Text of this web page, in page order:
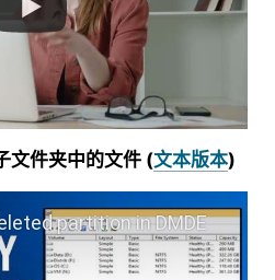
文件夹中的文件 (文本版本)
partition in DMDE